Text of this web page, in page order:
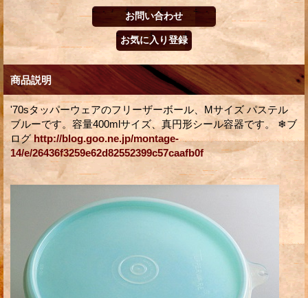
商品説明
'70sタッパーウェアのフリーザーボール、Mサイズ パステル
ブルーです。容量400mlサイズ、真円形シール容器です。 ❄ブ
ログhttp://blog.goo.ne.jp/montage-
14/e/26436f3259e62d82552399c57caafb0f